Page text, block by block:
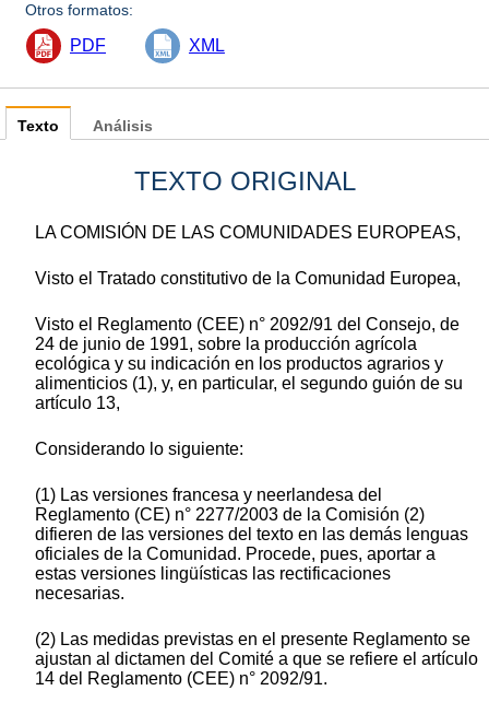
Otros formatos:
PDF XML
Texto
TEXTO ORIGINAL
LA COMISIÓN DE LAS COMUNIDADES EUROPEAS,
Visto el Tratado constitutivo de la Comunidad Europea,
Visto el Reglamento (CEE) n° 2092/91 del Consejo, de
24 de junio de 1991, sobre la producción agrícola
ecológica y su indicación en los productos agrarios y
alimenticios (1), y, en particular, el segundo guión de su
artículo 13,
Considerando lo siguiente:
(1) Las versiones francesa y neerlandesa del
Reglamento (CE) n° 2277/2003 de la Comisión (2)
difieren de las versiones del texto en las demás lenguas
oficiales de la Comunidad. Procede, pues, aportar a
estas versiones lingüísticas las rectificaciones
necesarias.
(2) Las medidas previstas en el presente Reglamento se
ajustan al dictamen del Comité a que se refiere el artículo
14 del Reglamento (CEE) n° 2092/91.
Análisis